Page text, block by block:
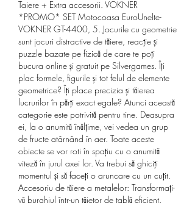
Taiere + Extra accesorii. VOKNER
*PROMO* SET Motocoasa EuroUnelte-
VOKNER GT-4400, 5. Jocurile cu geometrie
sunt jocuri distractive de tăiere, reacție și
puzzle bazate pe fizică de care te poți
bucura online și gratuit pe Silvergames. Îți
plac formele, figurile și tot felul de elemente
geometrice? Îți place precizia și tăierea
lucrurilor în părți exact egale? Atunci această
categorie este potrivită pentru tine. Deasupra
ei, la o anumită înălțime, vei vedea un grup
de fructe atârnând în aer. Toate aceste
obiecte se vor roti în spațiu cu o anumită
viteză în jurul axei lor. Va trebui să ghiciți
momentul și să faceți o aruncare cu un cuțit.
Accesoriu de tăiere a metalelor: Transformați-
vă burghiul într-un tăietor de tablă eficient.